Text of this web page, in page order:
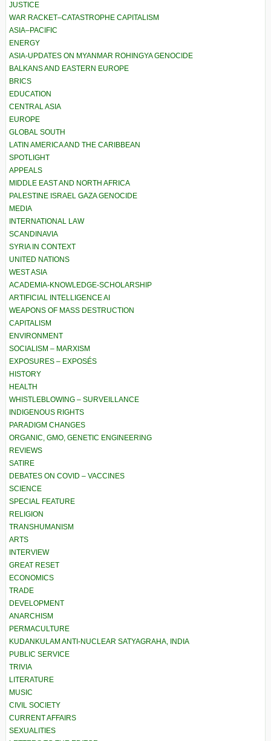
JUSTICE
WAR RACKET–CATASTROPHE CAPITALISM
ASIA–PACIFIC
ENERGY
ASIA-UPDATES ON MYANMAR ROHINGYA GENOCIDE
BALKANS AND EASTERN EUROPE
BRICS
EDUCATION
CENTRAL ASIA
EUROPE
GLOBAL SOUTH
LATIN AMERICA AND THE CARIBBEAN
SPOTLIGHT
APPEALS
MIDDLE EAST AND NORTH AFRICA
PALESTINE ISRAEL GAZA GENOCIDE
MEDIA
INTERNATIONAL LAW
SCANDINAVIA
SYRIA IN CONTEXT
UNITED NATIONS
WEST ASIA
ACADEMIA-KNOWLEDGE-SCHOLARSHIP
ARTIFICIAL INTELLIGENCE AI
WEAPONS OF MASS DESTRUCTION
CAPITALISM
ENVIRONMENT
SOCIALISM – MARXISM
EXPOSURES – EXPOSÉS
HISTORY
HEALTH
WHISTLEBLOWING – SURVEILLANCE
INDIGENOUS RIGHTS
PARADIGM CHANGES
ORGANIC, GMO, GENETIC ENGINEERING
REVIEWS
SATIRE
DEBATES ON COVID – VACCINES
SCIENCE
SPECIAL FEATURE
RELIGION
TRANSHUMANISM
ARTS
INTERVIEW
GREAT RESET
ECONOMICS
TRADE
DEVELOPMENT
ANARCHISM
PERMACULTURE
KUDANKULAM ANTI-NUCLEAR SATYAGRAHA, INDIA
PUBLIC SERVICE
TRIVIA
LITERATURE
MUSIC
CIVIL SOCIETY
CURRENT AFFAIRS
SEXUALITIES